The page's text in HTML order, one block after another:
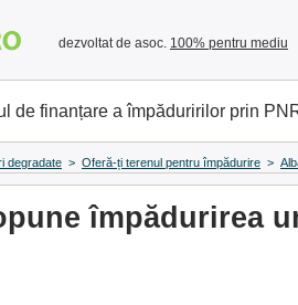
dezvoltat de asoc. 100% pentru mediu
de finanțare a împăduririlor prin
degradate > Oferă-ți terenul pentru împădurire >
împădurirea